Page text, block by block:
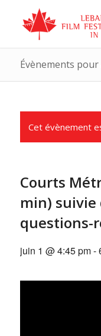
Évènements pour
Cet évènement
Courts
min) suivie
questions-
juin 1 @ 4:45 pm-